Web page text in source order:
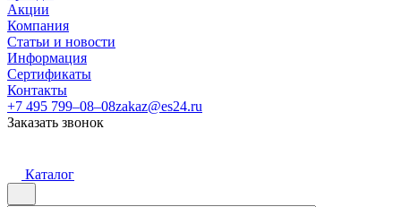
Акции
Компания
Статьи и новости
Информация
Сертификаты
Контакты
+7 495 799–08–08zakaz@es24.ru
Заказать звонок
Каталог